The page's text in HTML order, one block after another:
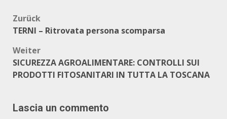
Beitragsnavigation
Zurück
TERNI – Ritrovata persona scomparsa
Weiter
SICUREZZA AGROALIMENTARE: CONTROLLI SUI
PRODOTTI FITOSANITARI IN TUTTA LA TOSCANA
Lascia un commento